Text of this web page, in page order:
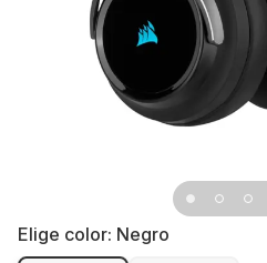
Elige color: Negro